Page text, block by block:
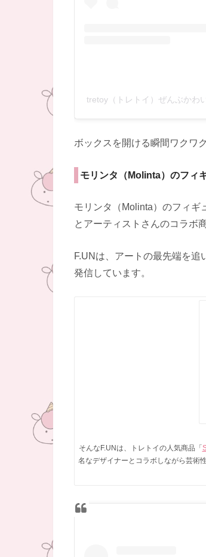
tretoy（トレトイ）ぜんぶかわ
ボックスを開ける瞬間ワク
モリンタ（Molinta）のフィ
モリンタ（Molinta）のフィギ
とアーティストさんのコラボ
F.UNは、アートの最先端を
発信しています。
そんなF.UNは、トレトイの人気商品「
名なデザイナーとコラボしながら芸術